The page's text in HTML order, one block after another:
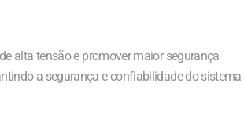
alta tensão e promover maior segurança
a segurança e confiabilidade do sistema